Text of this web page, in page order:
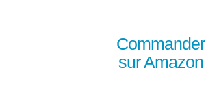
Commander
sur Amazon